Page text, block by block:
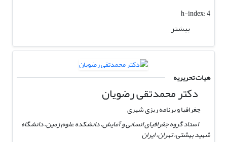
h-index:4
بیشتر
هیات تحریریه
دکتر محمدتقی رضویان
جغرافیا و برنامه ریزی شهری
استاد گروه جغرافیای انسانی و آمایش، دانشکده علوم زمین، دانشگاه
شهید بهشتی، تهران، ایران